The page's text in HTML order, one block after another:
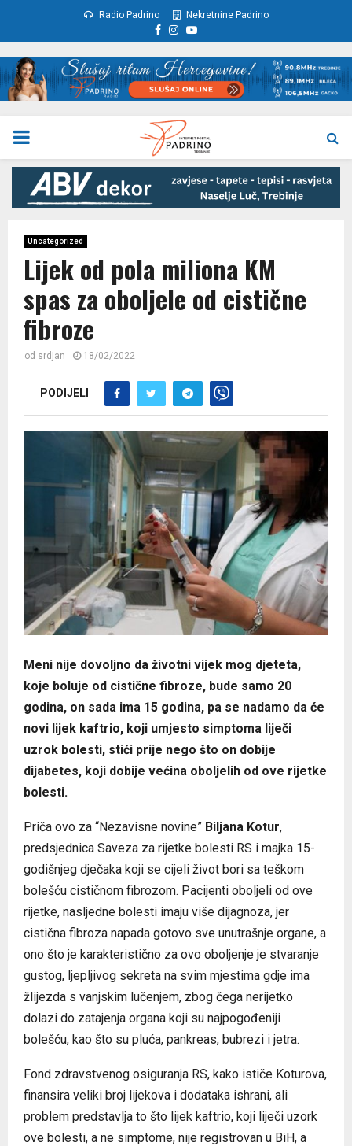
Radio Padrino Nekretnine Padrino
Facebook
Instagram
Youtube
PRIMARY
MENU
Uncategorized
Lijek od pola miliona KM
spas za oboljele od cistične
fibroze
od srdjan 18/02/2022
PODIJELI
Meni nije dovoljno da životni vijek mog djeteta,
koje boluje od cistične fibroze, bude samo 20
godina, on sada ima 15 godina, pa se nadamo da će
novi lijek kaftrio, koji umjesto simptoma liječi
uzrok bolesti, stići prije nego što on dobije
dijabetes, koji dobije većina oboljelih od ove rijetke
bolesti.
Priča ovo za “Nezavisne novine” Biljana Kotur,
predsjednica Saveza za rijetke bolesti RS i majka 15-
godišnjeg dječaka koji se cijeli život bori sa teškom
bolešću cističnom fibrozom. Pacijenti oboljeli od ove
rijetke, nasljedne bolesti imaju više dijagnoza, jer
cistična fibroza napada gotovo sve unutrašnje organe, a
ono što je karakteristično za ovo oboljenje je stvaranje
gustog, ljepljivog sekreta na svim mjestima gdje ima
žlijezda s vanjskim lučenjem, zbog čega nerijetko
dolazi do zatajenja organa koji su najpogođeniji
bolešću, kao što su pluća, pankreas, bubrezi i jetra.
Fond zdravstvenog osiguranja RS, kako ističe Koturova,
finansira veliki broj lijekova i dodataka ishrani, ali
problem predstavlja to što lijek kaftrio, koji liječi uzork
ove bolesti, a ne simptome, nije registrovan u BiH, a